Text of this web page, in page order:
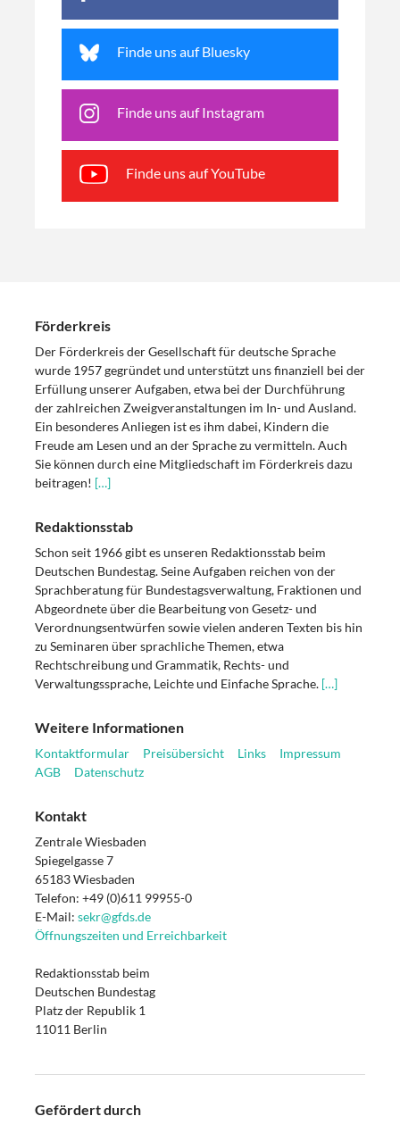
Finde uns auf Bluesky
Finde uns auf Instagram
Finde uns auf YouTube
Förderkreis
Der Förderkreis der Gesellschaft für deutsche Sprache
wurde 1957 gegründet und unterstützt uns finanziell bei der
Erfüllung unserer Aufgaben, etwa bei der Durchführung
der zahlreichen Zweigveranstaltungen im In- und Ausland.
Ein besonderes Anliegen ist es ihm dabei, Kindern die
Freude am Lesen und an der Sprache zu vermitteln. Auch
Sie können durch eine Mitgliedschaft im Förderkreis dazu
beitragen! […]
Redaktionsstab
Schon seit 1966 gibt es unseren Redaktionsstab beim
Deutschen Bundestag. Seine Aufgaben reichen von der
Sprachberatung für Bundestagsverwaltung, Fraktionen und
Abgeordnete über die Bearbeitung von Gesetz- und
Verordnungsentwürfen sowie vielen anderen Texten bis hin
zu Seminaren über sprachliche Themen, etwa
Rechtschreibung und Grammatik, Rechts- und
Verwaltungssprache, Leichte und Einfache Sprache. […]
Weitere Informationen
Kontaktformular Preisübersicht Links
Impressum
AGB
Datenschutz
Kontakt
Zentrale Wiesbaden
Spiegelgasse 7
65183 Wiesbaden
Telefon: +49 (0)611 99955-0
E-Mail: sekr@gfds.de
Öffnungszeiten und Erreichbarkeit
Redaktionsstab beim
Deutschen Bundestag
Platz der Republik 1
11011 Berlin
Gefördert durch